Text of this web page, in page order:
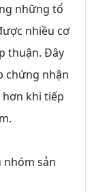
những tổ
nhiều cơ
thuận. Đây
chứng nhận
hơn khi tiếp
nhóm sản